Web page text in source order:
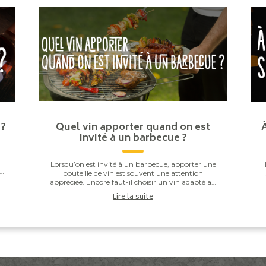
Quel vin apporter quand on est
invité à un barbecue ?
Lorsqu’on est invité à un barbecue, apporter une
bouteille de vin est souvent une attention
appréciée. Encore faut-il choisir un vin adapté au
repas. Entre les saucisses grillées, les brochettes,...
Lire la suite